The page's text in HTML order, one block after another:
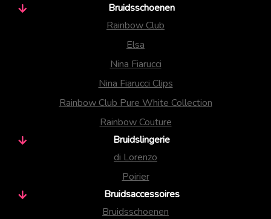
Bruidsschoenen
Rainbow Club
Elsa
Nina Fiarucci
Nina Fiarucci Clips
Rainbow Club Pure White Collection
Rainbow Couture
Bruidslingerie
di Lorenzo
Poirier
Bruidsaccessoires
Bruidsschoenen